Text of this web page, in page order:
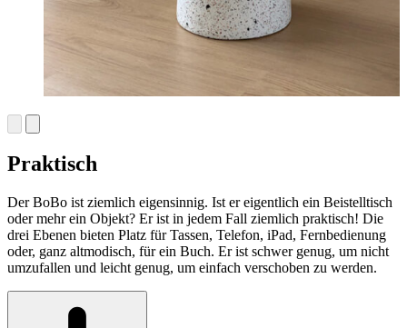
Praktisch
Der BoBo ist ziemlich eigensinnig. Ist er eigentlich ein Beistelltisch
oder mehr ein Objekt? Er ist in jedem Fall ziemlich praktisch! Die
drei Ebenen bieten Platz für Tassen, Telefon, iPad, Fernbedienung
oder, ganz altmodisch, für ein Buch. Er ist schwer genug, um nicht
umzufallen und leicht genug, um einfach verschoben zu werden.